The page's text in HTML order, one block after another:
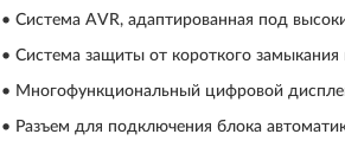
• Система AVR, адаптированная под
• Система защиты от короткого
• Многофункциональный цифровой
• Разъем для подключения блока